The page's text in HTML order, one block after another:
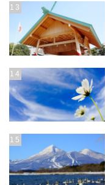
13
14
15